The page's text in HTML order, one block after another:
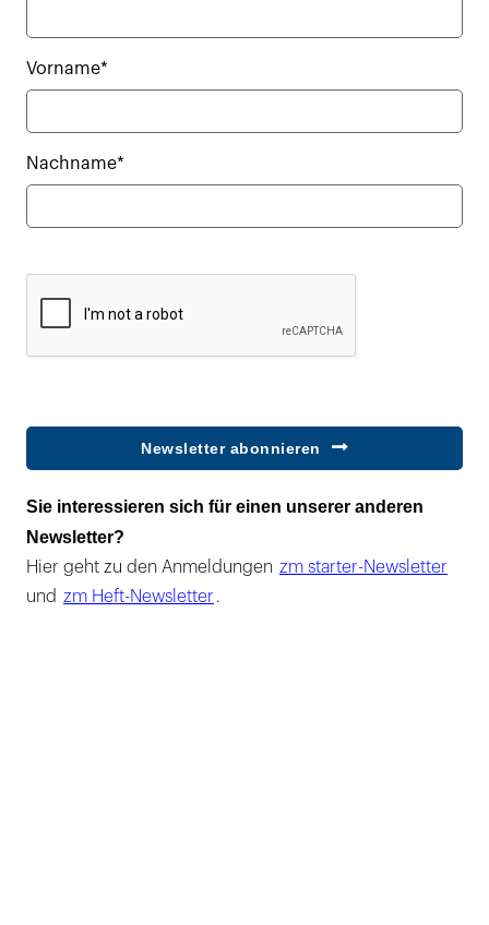
Vorname*
Nachname*
Newsletter abonnieren
Sie interessieren sich für einen unserer anderen
Newsletter?
Hier geht zu den Anmeldungen zm starter-Newsletter
und zm Heft-Newsletter .